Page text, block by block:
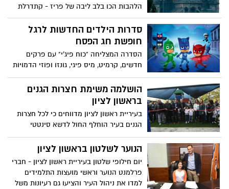
הלהבות הכו בלב ליבה של פריז - קתדרלת
נוטרדאם שנבנתה בימי הביניים - שני צריחיה
המעוטרים בגרגוילים, הסמל עולמי של צרפת
עלו באש כלא היו. אתר המורשת העולמי אותו
קתולים נשרף ואיתו נשרפו לבבותיהם של
הצרפתים.
סדרות הילדים החדשות לרגל
חופשת חג הפסח
הסדרה המצליחה "כוח פיג'י" עם פרקים
חדשים, קרמיט, מיס פיגי, גונזו ופוזי הדמויות
האהובות מהחבובות בסדרת אנימציה חדשה
לפעוטות, הסדרה "ננסי קלנסי גברת מגונדרת"
ועוד – סדרות הילדים החדשות לחופשת
הושלמה משימת חצרות הגנים
בראשון לציון
בעיריית ראשון לציון מדווחים כי לכל חצרות
הגנים בעיר הוחלף החול לדשא סינטטי
ולאבנים משתלבות. החצר האחרונה שודרגה
בטקס חגיגי בחטיבה הצעירה נאות אשלים.
הנוער לשלטון בראשון לציון
יום חילופי שלטון בעיריית ראשון לציון - חברי
פרלמנט הנוער וראשי מועצות התלמידים
למדו את ניהול העיר והציעו גם רעיונות משל